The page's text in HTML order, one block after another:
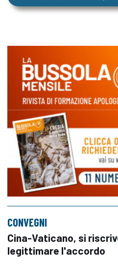
CONVEGNI
Cina-Vaticano, si
legittimare l'accordo